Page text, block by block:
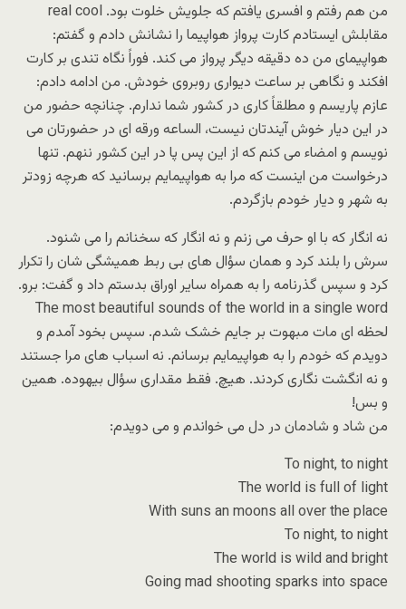
من هم رفتم و افسری یافتم که جلویش خلوت بود. real cool
مقابلش ایستادم کارت پرواز هواپیما را نشانش دادم و گفتم:
هواپیمای من ده دقیقه دیگر پرواز می کند. فوراً نگاه تندی بر کارت
افکند و نگاهی بر ساعت دیواری روبروی خودش. من ادامه دادم:
عازم پاریسم و مطلقاً کاری در کشور شما ندارم. چنانچه حضور من
در این دیار خوش آیندتان نیست، الساعه ورقه ای در حضورتان می
نویسم و امضاء می کنم که از این پس پا در این کشور ننهم. تنها
درخواست من اینست که مرا به هواپیمایم برسانید که هرچه زودتر
به شهر و دیار خودم بازگردم.
نه انگار که با او حرف می زنم و نه انگار که سخنانم را می شنود.
سرش را بلند کرد و همان سؤال های بی ربط همیشگی شان را تکرار
کرد و سپس گذرنامه را به همراه سایر اوراق بدستم داد و گفت: برو.
The most beautiful sounds of the world in a single word
لحظه ای مات مبهوت بر جایم خشک شدم. سپس بخود آمدم و
دویدم که خودم را به هواپیمایم برسانم. نه اسباب های مرا جستند
و نه انگشت نگاری کردند. هیچ. فقط مقداری سؤال بیهوده. همین
و بس!
من شاد و شادمان در دل می خواندم و می دویدم:
To night, to night
The world is full of light
With suns an moons all over the place
To night, to night
The world is wild and bright
Going mad shooting sparks into space